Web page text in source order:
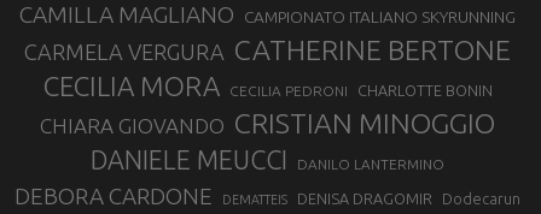
CAMILLA MAGLIANO CAMPIONATO ITALIANO SKYRUNNING
CARMELA VERGURA CATHERINE BERTONE
CECILIA MORA CECILIA PEDRONI CHARLOTTE BONIN
CHIARA GIOVANDO CRISTIAN MINOGGIO
DANIELE MEUCCI DANILO LANTERMINO
DEBORA CARDONE DEMATTEIS DENISA DRAGOMIR Dodecarun